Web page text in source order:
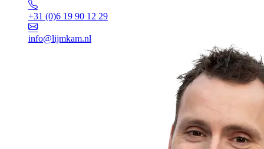
+31 (0)6 19 90 12 29
info@lijmkam.nl